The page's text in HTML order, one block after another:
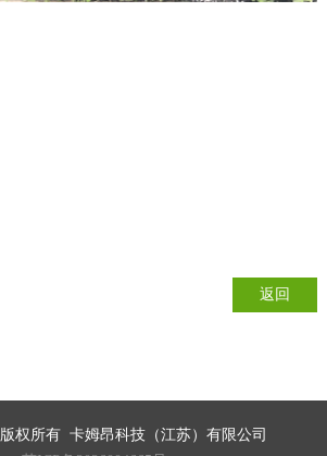
返回
版权所有 卡姆昂科技（江苏）有限公司